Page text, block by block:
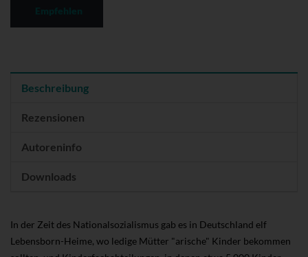
Beschreibung
Rezensionen
Autoreninfo
Downloads
In der Zeit des Nationalsozialismus gab es in Deutschland elf
Lebensborn-Heime, wo ledige Mütter "arische" Kinder bekommen